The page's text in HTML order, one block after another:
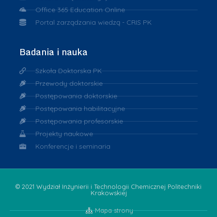
Office 365 Education Online
Portal zarządzania wiedzą - CRIS PK
Badania i nauka
Szkoła Doktorska PK
Przewody doktorskie
Postępowania doktorskie
Postępowania habilitacyjne
Postępowania profesorskie
Projekty naukowe
Konferencje i seminaria
© 2021 Wydział Inżynierii i Technologii Chemicznej Politechniki
Krakowskiej
Mapa strony